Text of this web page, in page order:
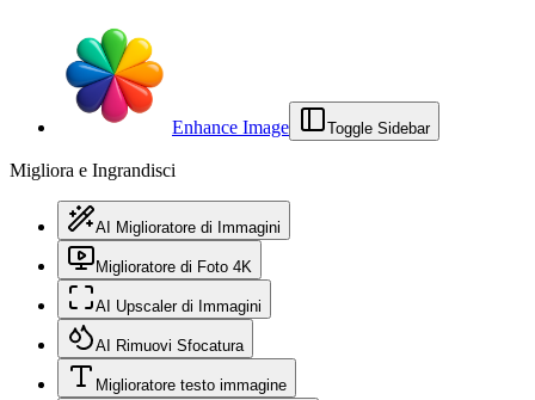
Enhance Image Toggle Sidebar
Migliora e Ingrandisci
AI Miglioratore di Immagini
Miglioratore di Foto 4K
AI Upscaler di Immagini
AI Rimuovi Sfocatura
Miglioratore testo immagine